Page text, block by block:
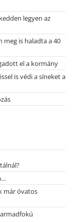
legyen az
meg is haladta a 40
el a kormány
is védi a síneket a
már óvatos